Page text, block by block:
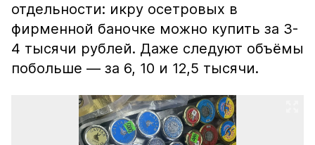
отдельности: икру осетровых в
фирменной баночке можно купить за 3-
4 тысячи рублей. Даже следуют объёмы
побольше — за 6, 10 и 12,5 тысячи.